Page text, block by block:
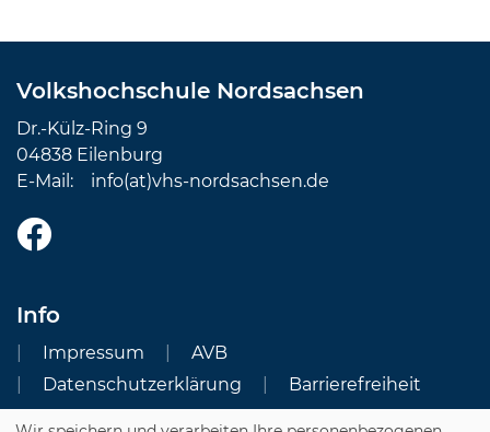
Volkshochschule Nordsachsen
Dr.-Külz-Ring 9
04838 Eilenburg
E-Mail: info(at)vhs-nordsachsen.de
Info
Impressum
AVB
Datenschutzerklärung
Barrierefreiheit